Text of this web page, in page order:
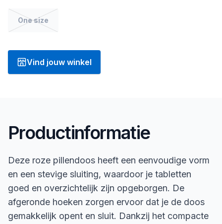
One size
Vind jouw winkel
Productinformatie
Deze roze pillendoos heeft een eenvoudige vorm
en een stevige sluiting, waardoor je tabletten
goed en overzichtelijk zijn opgeborgen. De
afgeronde hoeken zorgen ervoor dat je de doos
gemakkelijk opent en sluit. Dankzij het compacte